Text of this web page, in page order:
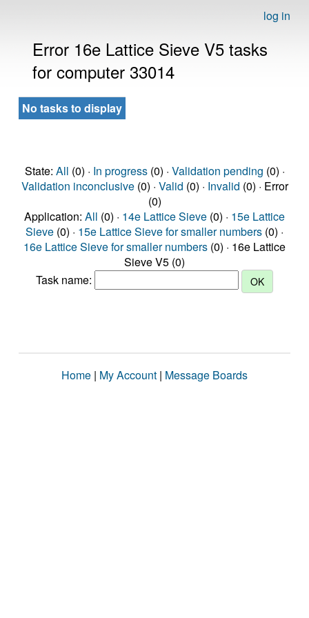
log in
Error 16e Lattice Sieve V5 tasks
for computer 33014
No tasks to display
State: All (0) · In progress(0) · Validation pending (0) ·
Validation inconclusive(0) · Valid (0) · Invalid (0) · Error
(0)
Application: All (0) · 14e Lattice Sieve (0) · 15e Lattice
Sieve (0) · 15e Lattice Sieve for smaller numbers (0) ·
16e Lattice Sieve for smaller numbers (0) · 16e Lattice
Sieve V5 (0)
Task name:
Home | My Account | Message Boards